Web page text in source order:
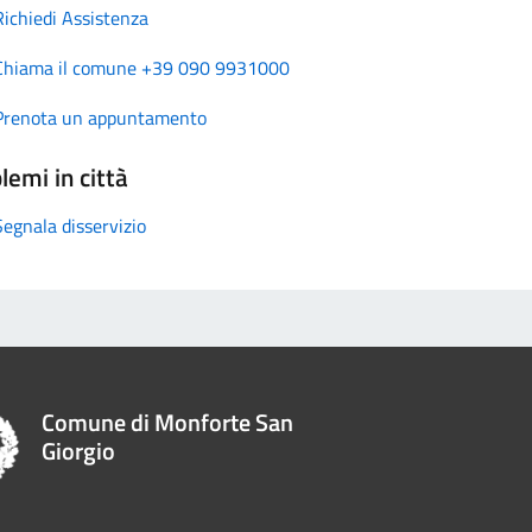
Assistenza
il comune +39 090 9931000
un appuntamento
in città
disservizio
Comune di Monforte San
Giorgio